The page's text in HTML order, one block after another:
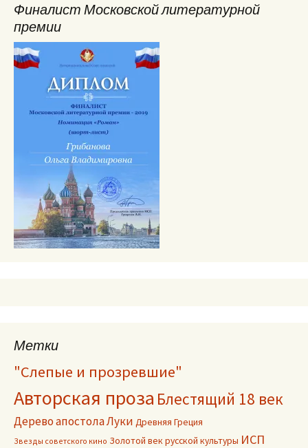
Финалист Московской литературной
премии
Метки
"Слепые и прозревшие"
Авторская проза Блестящий 18 век
Дерево апостола Луки Древняя Греция
Звезды советского кино Золотой век русской культуры ИСП